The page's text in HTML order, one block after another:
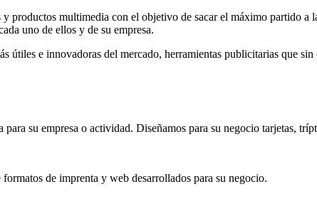
multimedia con el objetivo de sacar el máximo partido a
uno de ellos y de su empresa.
e innovadoras del mercado, herramientas publicitarias que sin
su empresa o actividad. Diseñamos para su negocio tarjetas,
de imprenta y web desarrollados para su negocio.